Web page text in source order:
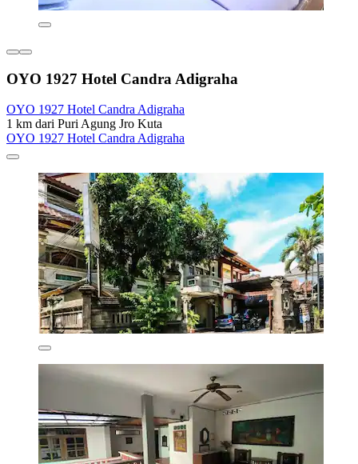
OYO 1927 Hotel Candra Adigraha
OYO 1927 Hotel Candra Adigraha
1 km dari Puri Agung Jro Kuta
OYO 1927 Hotel Candra Adigraha